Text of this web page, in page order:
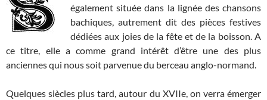
également située dans la lignée des chansons
bachiques, autrement dit des pièces festives
dédiées aux joies de la fête et de la boisson. A
ce titre, elle a comme grand intérêt d’être une des plus
anciennes qui nous soit parvenue du berceau anglo-normand.
Quelques siècles plus tard, autour du XVIIe, on verra émerger